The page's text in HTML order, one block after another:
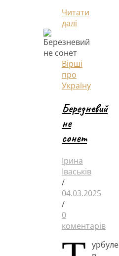
Читати
далі
Вірші
про
Україну
Березневий
не
сонет
Ірина
Іваськів
/
04.03.2025
/
0
коментарів